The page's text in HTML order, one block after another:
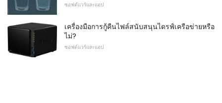
ซอฟต์แวร์และแอป
เครื่องมือการกู้คืนไฟล์สนับสนุนไดรฟ์เครือข่ายหรือ
ไม่?
ซอฟต์แวร์และแอป